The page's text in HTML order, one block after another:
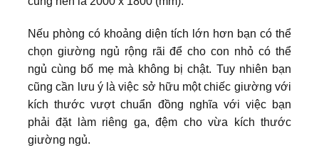
Nếu phòng có khoảng diện tích lớn hơn bạn có thể
chọn giường ngủ rộng rãi để cho con nhỏ có thể
ngủ cùng bố mẹ mà không bị chật. Tuy nhiên bạn
cũng cần lưu ý là việc sở hữu một chiếc giường với
kích thước vượt chuẩn đồng nghĩa với việc bạn
phải đặt làm riêng ga, đệm cho vừa kích thước
giường ngủ.